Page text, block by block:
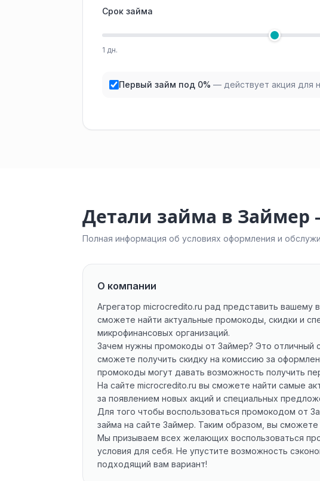
Срок займа
1 дн.
Первый займ под 0% — действует акция для
Детали займа в
Полная информация об условиях оформления и
О компании
Агрегатор microcredito.ru рад представить
сможете найти актуальные промокоды, скидки и
микрофинансовых организаций.
Зачем нужны промокоды от Займер? Это отличный
сможете получить скидку на комиссию за
промокоды могут давать возможность получить
На сайте microcredito.ru вы сможете найти самые
за появлением новых акций и специальных
Для того чтобы воспользоваться промокодом от
займа на сайте Займер. Таким образом, вы
Мы призываем всех желающих воспользоваться
условия для себя. Не упустите возможность
подходящий вам вариант!